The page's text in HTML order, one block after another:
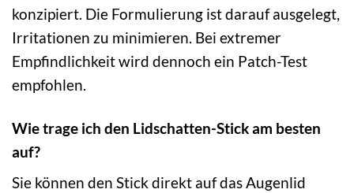
konzipiert. Die Formulierung ist darauf ausgelegt,
Irritationen zu minimieren. Bei extremer
Empfindlichkeit wird dennoch ein Patch-Test
empfohlen.
Wie trage ich den Lidschatten-Stick am besten
auf?
Sie können den Stick direkt auf das Augenlid